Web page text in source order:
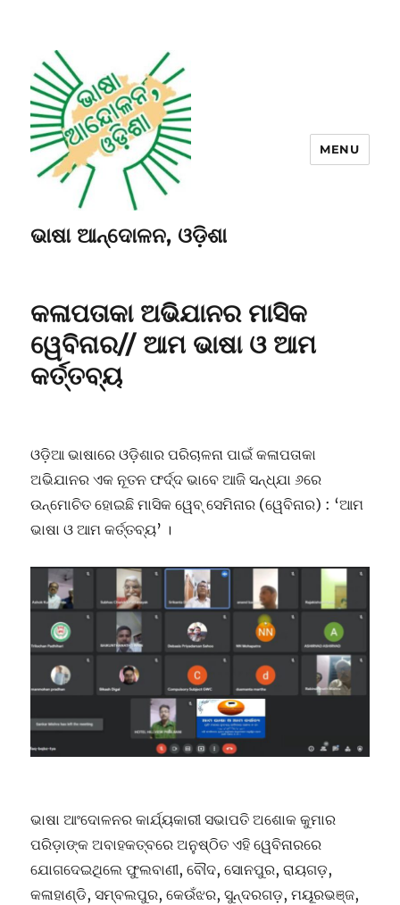
ଭାଷା ଆନ୍ଦୋଳନ, ଓଡ଼ିଶା
MENU
କଳାପତାକା ଅଭିଯାନର ମାସିକ
ୱେବିନାର// ଆମ ଭାଷା ଓ ଆମ
କର୍ତ୍ତବ୍ୟ
ଓଡ଼ିଆ ଭାଷାରେ ଓଡ଼ିଶାର ପରିଚାଳନା ପାଇଁ କଳାପତାକା
ଅଭିଯାନର ଏକ ନୂତନ ଫର୍ଦ୍ଦ ଭାବେ ଆଜି ସନ୍ଧ୍ଯା ୬ରେ
ଉନ୍ମୋଚିତ ହୋଇଛି ମାସିକ ୱେବ୍ ସେମିନାର (ୱେବିନାର) : ‘ଆମ
ଭାଷା ଓ ଆମ କର୍ତ୍ତବ୍ୟ’ ।
ଭାଷା ଆଂଦୋଳନର କାର୍ଯ୍ୟକାରୀ ସଭାପତି ଅଶୋକ କୁମାର
ପରିଡ଼ାଙ୍କ ଅବାହକତ୍ବରେ ଅନୁଷ୍ଠିତ ଏହି ୱେବିନାରରେ
ଯୋଗଦେଇଥିଲେ ଫୁଲବାଣୀ, ବୌଦ, ସୋନପୁର, ରାୟଗଡ଼,
କଳାହାଣ୍ଡି, ସମ୍ବଲପୁର, କେଉଁଝର, ସୁନ୍ଦରଗଡ଼, ମୟୂରଭଞ୍ଜ,